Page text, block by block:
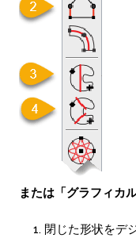
または「グラフィカ
閉じた形状をデ